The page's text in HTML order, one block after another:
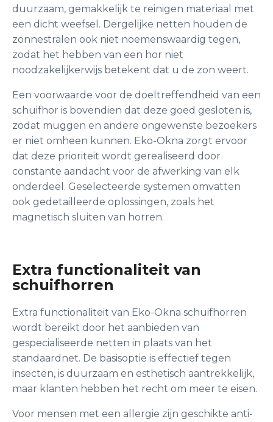
duurzaam, gemakkelijk te reinigen materiaal met
een dicht weefsel. Dergelijke netten houden de
zonnestralen ook niet noemenswaardig tegen,
zodat het hebben van een hor niet
noodzakelijkerwijs betekent dat u de zon weert.
Een voorwaarde voor de doeltreffendheid van een
schuifhor is bovendien dat deze goed gesloten is,
zodat muggen en andere ongewenste bezoekers
er niet omheen kunnen. Eko-Okna zorgt ervoor
dat deze prioriteit wordt gerealiseerd door
constante aandacht voor de afwerking van elk
onderdeel. Geselecteerde systemen omvatten
ook gedetailleerde oplossingen, zoals het
magnetisch sluiten van horren.
Extra functionaliteit van
schuifhorren
Extra functionaliteit van Eko-Okna schuifhorren
wordt bereikt door het aanbieden van
gespecialiseerde netten in plaats van het
standaardnet. De basisoptie is effectief tegen
insecten, is duurzaam en esthetisch aantrekkelijk,
maar klanten hebben het recht om meer te eisen.
Voor mensen met een allergie zijn geschikte anti-